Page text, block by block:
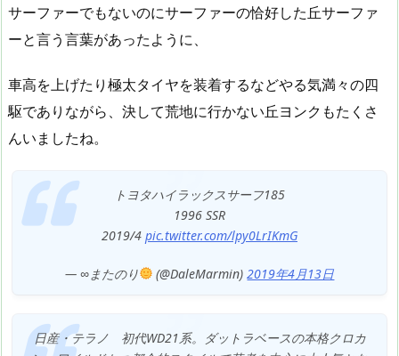
サーファーでもないのにサーファーの恰好した丘サーファ
ーと言う言葉があったように、
車高を上げたり極太タイヤを装着するなどやる気満々の四
駆でありながら、決して荒地に行かない丘ヨンクもたくさ
んいましたね。
トヨタハイラックスサーフ185
1996 SSR
2019/4 pic.twitter.com/lpy0LrIKmG
— ∞またのり (@DaleMarmin)2019年4月13日
日産・テラノ 初代WD21系。ダットラベースの本格クロカ